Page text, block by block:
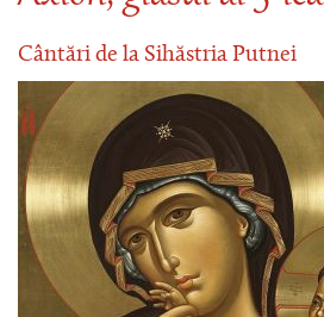
Cântări de la Sihăstria Putnei